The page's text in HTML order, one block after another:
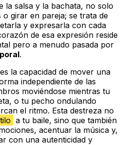
la salsa y la bachata, no solo
o girar en pareja; se trata de
y expresarla con cada
de esa expresión reside
pero a menudo pasada por
.
la capacidad de mover una
independiente de las
moviéndose mientras tu
o tu pecho ondulando
el ritmo. Esta destreza no
a tu baile, sino que también
acentuar la música y,
con una autenticidad y